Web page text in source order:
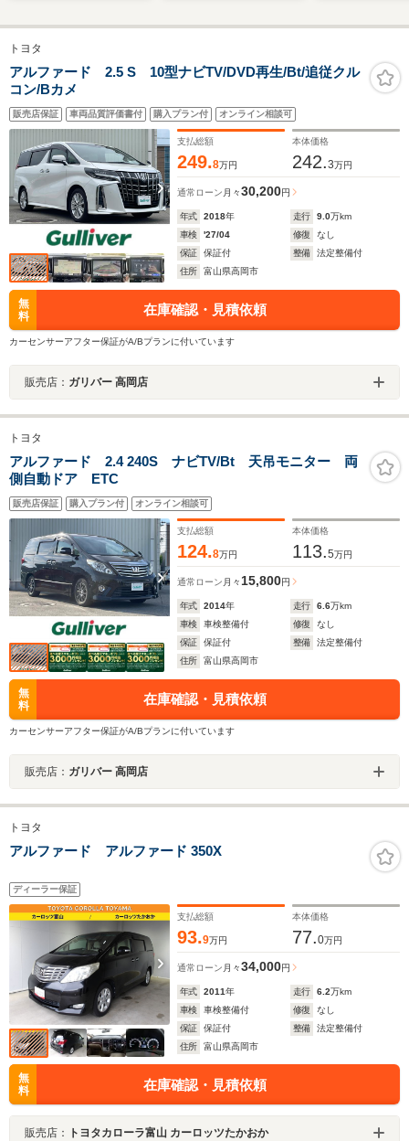
サー スマートアシス
ト LEDヘッドライ
ト ステアリングスイ
ッチ オートエアコン
スペアキー/クリアラ
Bluetooth バ
ーダークルー
軽減装置 オ
トヨタ
アルファード 2.5 S 10型ナビTV/DVD再生/Bt/追従クル
コン/Bカメ
販売店保証 車両品質評価書付 購入プラン付 オンライン相談可
支払総額
249.8万円
本体価格
242.3万円
通常ローン 月々30,200円
年式 2018年 走行 9.0万km
車検
'27/04 修復
なし
保証
保証付 整備
法定整備付
住所
富山県高岡市
無
料
在庫確認・見積依頼
カーセンサーアフター保証がA/Bプランに付いています
販売店： ガリバー 高岡店
トヨタ
アルファード 2.4 240S ナビTV/Bt 天吊モニター 両
側自動ドア ETC
販売店保証 購入プラン付 オンライン相談可
支払総額
124.8万円
本体価格
113.5万円
通常ローン 月々 15,800円
年式 2014年 走行 6.6万km
車検
車検整備付 修復
なし
保証
保証付 整備
法定整備付
住所
富山県高岡市
無
料
在庫確認・見積依頼
カーセンサーアフター保証がA/Bプランに付いています
販売店： ガリバー 高岡店
トヨタ
アルファード アルファード 350X
ディーラー保証
支払総額
93.9万円
本体価格
77.0万円
通常ローン 月々34,000円
年式 2011年 走行 6.2万km
車検
車検整備付 修復
なし
保証
保証付 整備
法定整備付
住所
富山県高岡市
無
料
在庫確認・見積依頼
販売店： トヨタカローラ富山 カーロッツたかおか